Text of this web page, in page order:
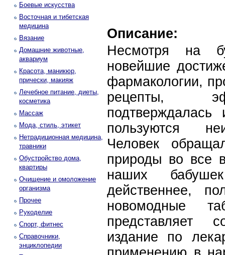
Боевые искусства
Восточная и тибетская
медицина
Вязание
Домашние животные,
аквариум
Красота, маникюр,
прически, макияж
Лечебное питание, диеты,
косметика
Массаж
Мода, стиль, этикет
Нетрадиционная медицина,
травники
Обустройство дома,
квартиры
Очищение и омоложение
организма
Прочее
Рукоделие
Спорт, фитнес
Справочники,
энциклопедии
Описание:
Несмотря на
новейшие
фармакологии,
рецепты,
пользуются
Человек
природы во все
наших
действеннее,
новомодные
представляет
издание по